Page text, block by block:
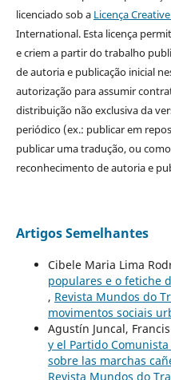
licenciado sob a Licença
International. Esta licença
e criem a partir do trabalho
de autoria e publicação inicial
autorização para assumir
distribuição não exclusiva da
periódico (ex.: publicar em
publicar uma tradução, ou
reconhecimento de autoria e
Artigos Semelhantes
Cibele Maria Lima
populares e o fetiche
, Revista Mundos do
movimentos sociais
Agustín Juncal,
y el Partido
sobre las marchas
Revista Mundos do